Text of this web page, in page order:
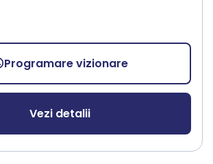
Programare vizionare
Vezi detalii